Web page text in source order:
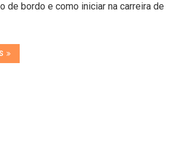
de bordo e como iniciar na carreira de